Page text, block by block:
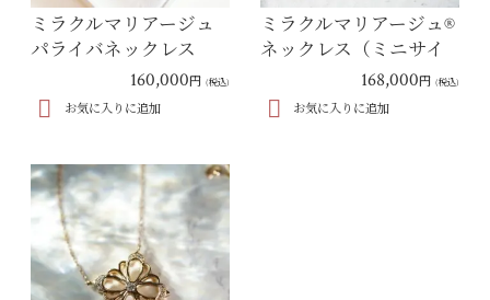
ミラクルマリアージュ
パライバネックレス
160,000円 (税込)
お気に入りに追加
ミラクルマリアージュ®︎
ネックレス（ミニサイ
168,000円 (税込)
お気に入りに追加